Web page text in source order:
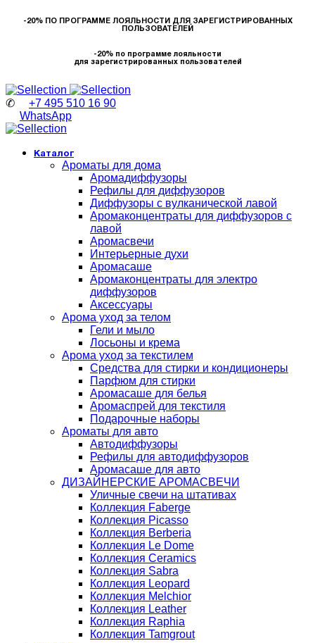
-20% ПО ПРОГРАММЕ ЛОЯЛЬНОСТИ ДЛЯ ЗАРЕГИСТРИРОВАННЫХ
ПОЛЬЗОВАТЕЛЕЙ
-20% по программе лояльности
для зарегистрированных пользователей
✆ +7 495 510 16 90
WhatsApp
Каталог
Ароматы для дома
Аромадиффузоры
Рефилы для диффузоров
Диффузоры с вулканической лавой
Аромаконцентраты для диффузоров с
лавой
Аромасвечи
Интерьерные духи
Аромасаше
Аромаконцентраты для электро
диффузоров
Аксессуары
Арома уход за телом
Гели и мыло
Лосьоны и крема
Арома уход за текстилем
Средства для стирки и кондиционеры
Парфюм для стирки
Аромасаше для белья
Аромаспрей для текстиля
Подарочные наборы
Ароматы для авто
Автодиффузоры
Рефилы для автодиффузоров
Аромасаше для авто
ДИЗАЙНЕРСКИЕ АРОМАСВЕЧИ
Уличные свечи на штативах
Коллекция Faberge
Коллекция Picasso
Коллекция Berberia
Коллекция Le Dome
Коллекция Ceramics
Коллекция Sabra
Коллекция Leopard
Коллекция Melchior
Коллекция Leather
Коллекция Raphia
Коллекция Tamgrout